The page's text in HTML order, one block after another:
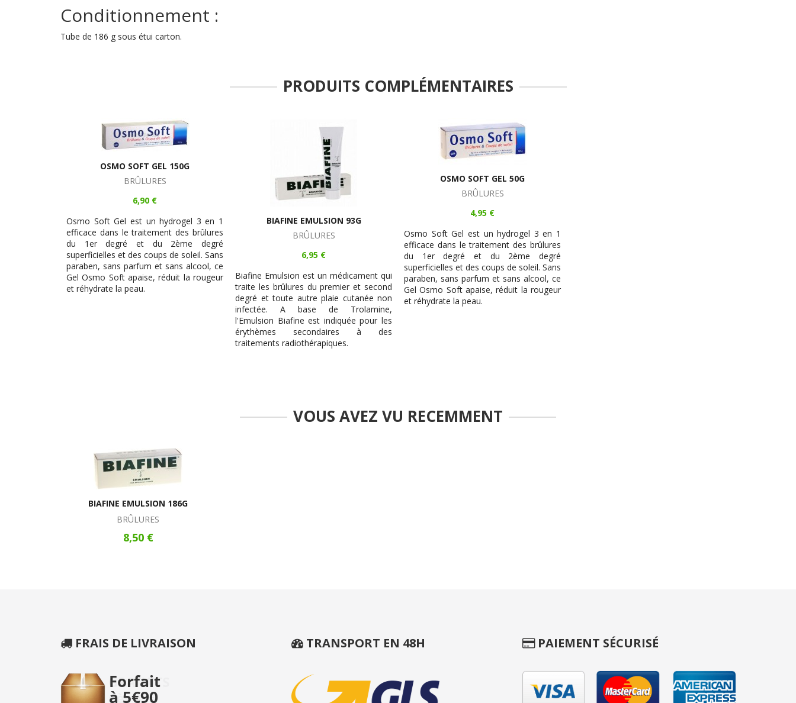
Conditionnement :
Tube de 186 g sous étui carton.
PRODUITS COMPLÉMENTAIRES
OSMO SOFT GEL 150G
BRÛLURES
6,90 €
Osmo Soft Gel est un hydrogel 3 en 1
efficace dans le traitement des brûlures
du 1er degré et du 2ème degré
superficielles et des coups de soleil. Sans
paraben, sans parfum et sans alcool, ce
Gel Osmo Soft apaise, réduit la rougeur
et réhydrate la peau.
BIAFINE EMULSION 93G
BRÛLURES
6,95 €
Biafine Emulsion est un médicament qui
traite les brûlures du premier et second
degré et toute autre plaie cutanée non
infectée. A base de Trolamine,
l'Emulsion Biafine est indiquée pour les
érythèmes secondaires à des
traitements radiothérapiques.
OSMO SOFT GEL 50G
BRÛLURES
4,95 €
Osmo Soft Gel est un hydrogel 3 en 1
efficace dans le traitement des brûlures
du 1er degré et du 2ème degré
superficielles et des coups de soleil. Sans
paraben, sans parfum et sans alcool, ce
Gel Osmo Soft apaise, réduit la rougeur
et réhydrate la peau.
VOUS AVEZ VU RECEMMENT
BIAFINE EMULSION 186G
BRÛLURES
8,50 €
FRAIS DE LIVRAISON TRANSPORT EN 48H PAIEMENT SÉCURISÉ